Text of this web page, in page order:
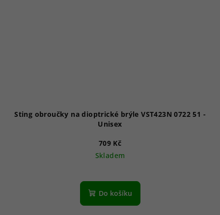
Sting obroučky na dioptrické brýle VST423N 0722 51 -
Unisex
709 Kč
Skladem
Do košíku